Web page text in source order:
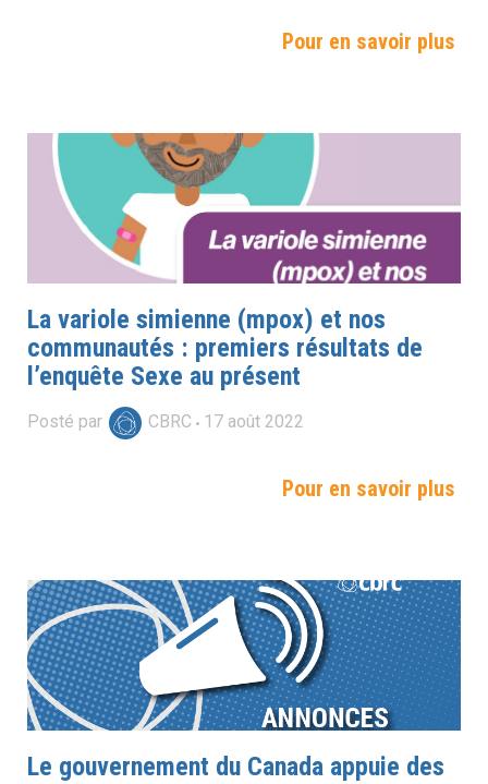
Pour en savoir plus
La variole simienne (mpox) et nos
communautés : premiers résultats de
l’enquête Sexe au présent
Posté par CBRC 17 août 2022
Pour en savoir plus
Le gouvernement du Canada appuie des